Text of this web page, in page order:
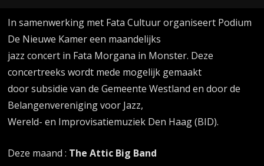
In samenwerking met Fata Cultuur organiseert Podium
De Nieuwe Kamer een maandelijks
jazz concert in Fata Morgana in Monster. Deze
concertreeks wordt mede mogelijk gemaakt
door subsidie van de Gemeente Westland en door de
Belangenvereniging voor Jazz,
Wereld- en Improvisatiemuziek Den Haag (BID).
Deze maand : The Attic Big Band